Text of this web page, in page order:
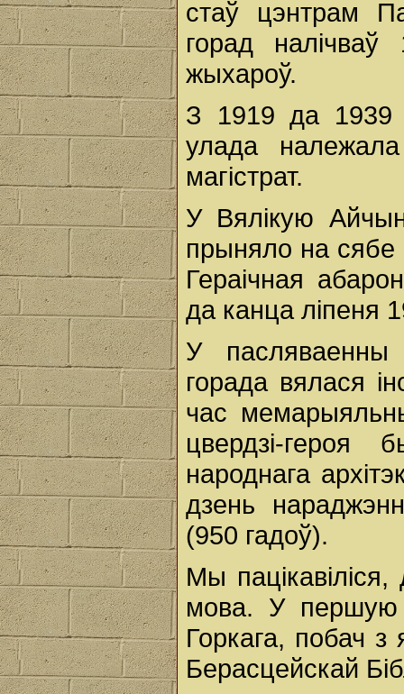
стаў цэнтрам
горад
жыхароў.
З 1919 да 1939
улада
магістрат.
У Вялікую
прыняло на сябе
Гераічная
да канца ліпеня
У пасляваенны
горада вялася
час
цвердзі-героя
народнага
дзень
(950 гадоў).
Мы
мова. У першую
Горкага, побач з
Берасцейскай